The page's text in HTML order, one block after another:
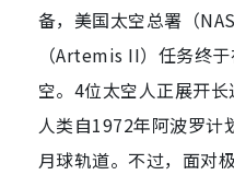
备，美国太空总署（
（Artemis II）任务终
空。4位太空人正展开
人类自1972年阿波罗计
月球轨道。不过，面对